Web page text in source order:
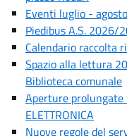
Eventi luglio -
Piedibus A.S. 2026/
Calendario raccolta
Spazio alla lettura
Biblioteca comunale
Aperture prolungate
ELETTRONICA
Nuove regole del